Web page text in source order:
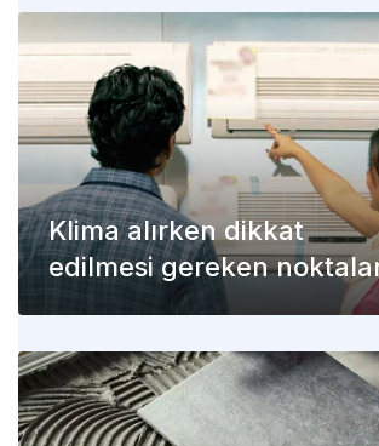
Klima alırken dikkat
edilmesi gereken